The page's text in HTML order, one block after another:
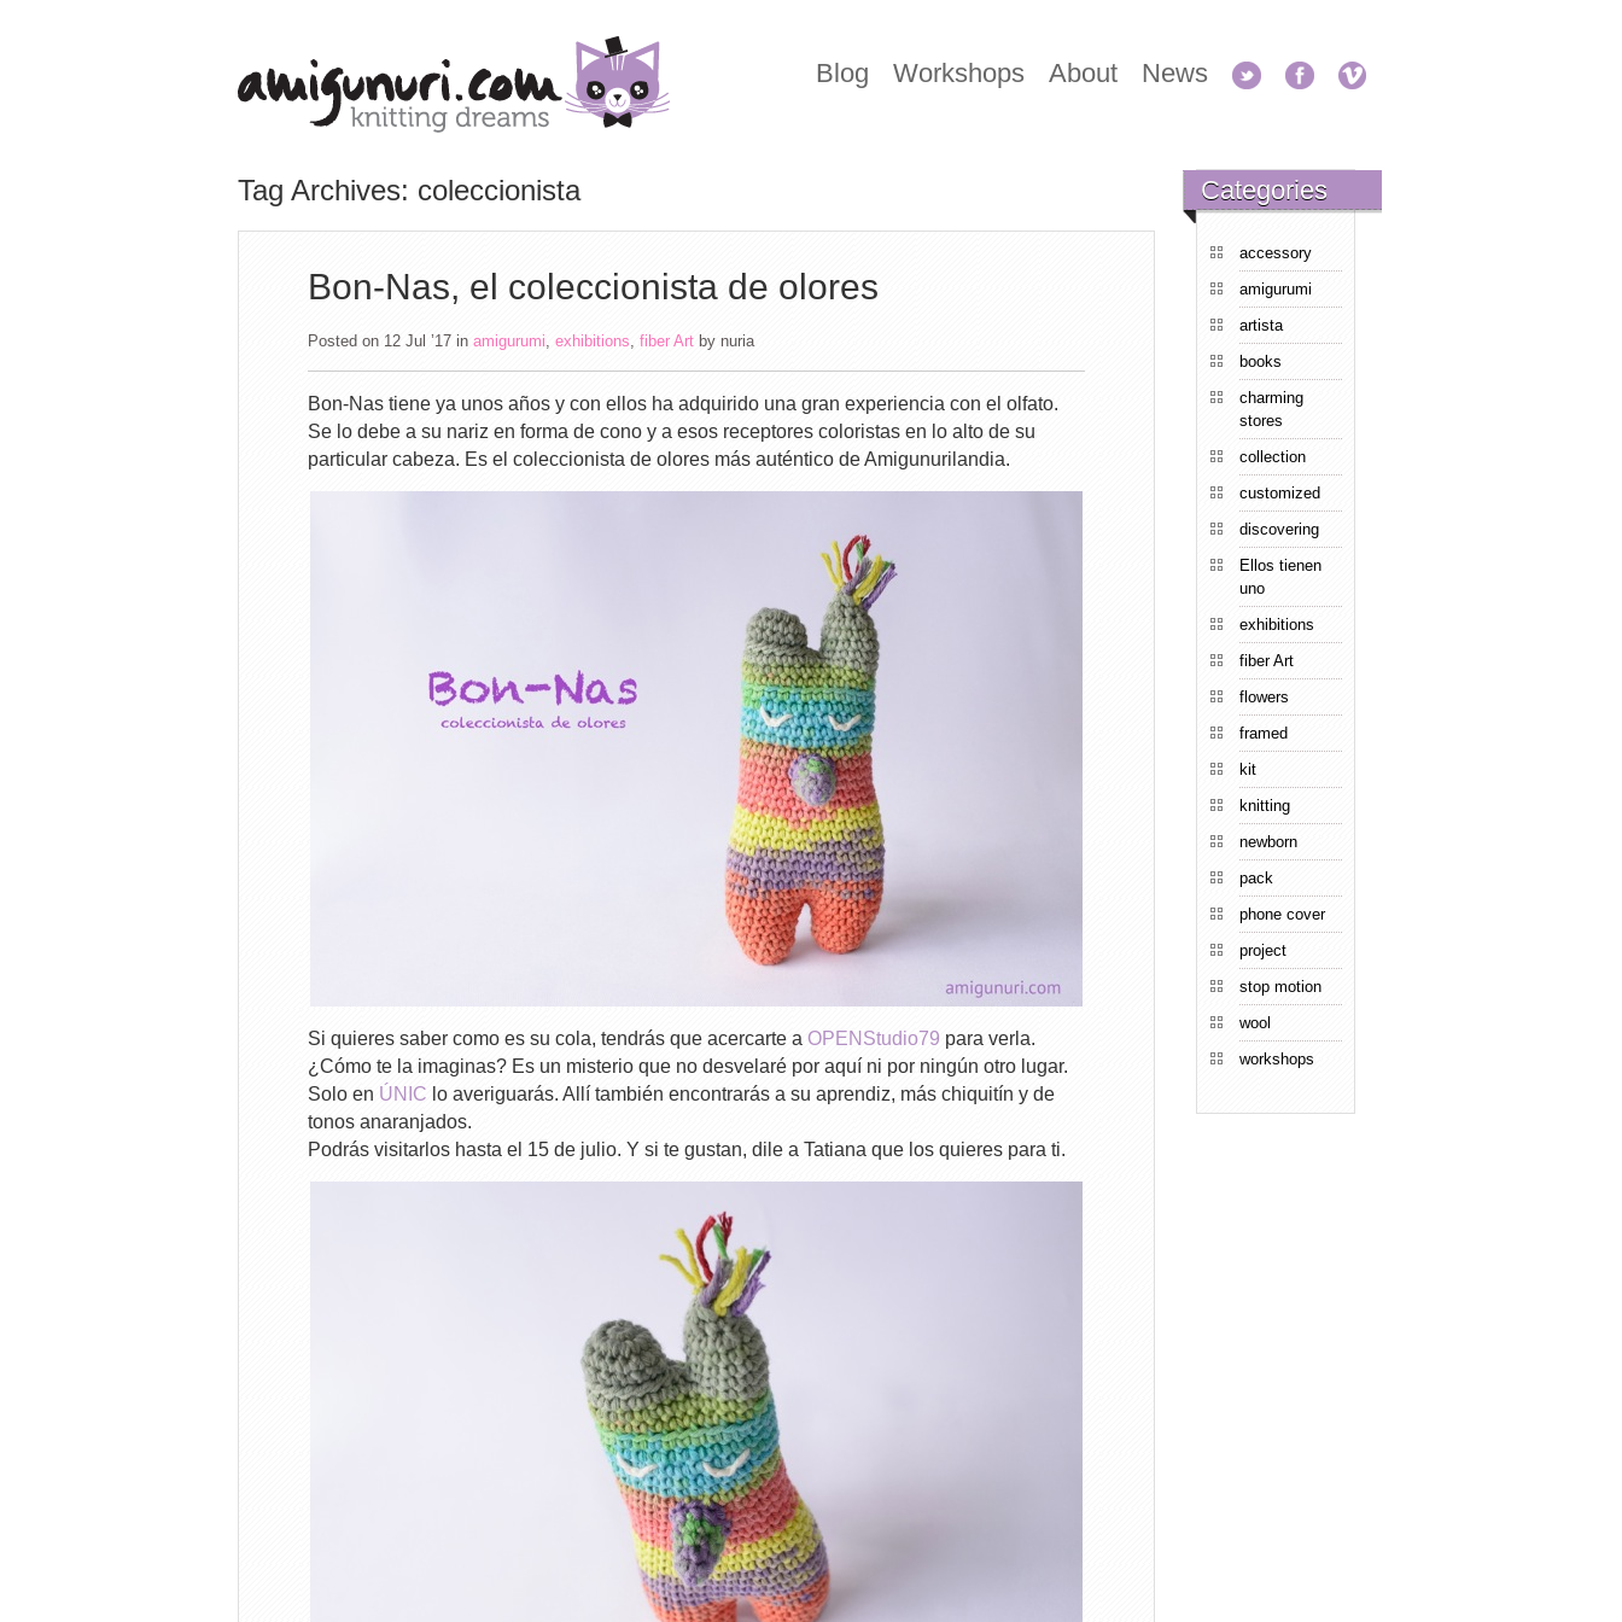
Blog Workshops About News
Tag Archives: coleccionista
Bon-Nas, el coleccionista de olores
Posted on 12 Jul ’17 in amigurumi, exhibitions, fiber Art by nuria
Bon-Nas tiene ya unos años y con ellos ha adquirido una gran experiencia con el olfato.
Se lo debe a su nariz en forma de cono y a esos receptores coloristas en lo alto de su
particular cabeza. Es el coleccionista de olores más auténtico de Amigunurilandia.
Si quieres saber como es su cola, tendrás que acercarte a OPENStudio79 para verla.
¿Cómo te la imaginas? Es un misterio que no desvelaré por aquí ni por ningún otro lugar.
Solo en ÚNIC lo averiguarás. Allí también encontrarás a su aprendiz, más chiquitín y de
tonos anaranjados.
Podrás visitarlos hasta el 15 de julio. Y si te gustan, dile a Tatiana que los quieres para ti.
Categories
accessory
amigurumi
artista
books
charming
stores
collection
customized
discovering
Ellos tienen
uno
exhibitions
fiber Art
flowers
framed
kit
knitting
newborn
pack
phone cover
project
stop motion
wool
workshops